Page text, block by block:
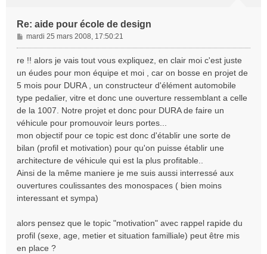
Re: aide pour école de design
M
e
g
e
mardi 25 mars 2008, 17:50:21
re !! alors je vais tout vous expliquez, en clair moi c'est juste
un éudes pour mon équipe et moi , car on bosse en projet de
5 mois pour DURA , un constructeur d'élément automobile
type pedalier, vitre et donc une ouverture ressemblant a celle
de la 1007. Notre projet et donc pour DURA de faire un
véhicule pour promouvoir leurs portes...
mon objectif pour ce topic est donc d'établir une sorte de
bilan (profil et motivation) pour qu'on puisse établir une
architecture de véhicule qui est la plus profitable..
Ainsi de la même maniere je me suis aussi interressé aux
ouvertures coulissantes des monospaces ( bien moins
interessant et sympa)
alors pensez que le topic "motivation" avec rappel rapide du
profil (sexe, age, metier et situation familliale) peut être mis
en place ?